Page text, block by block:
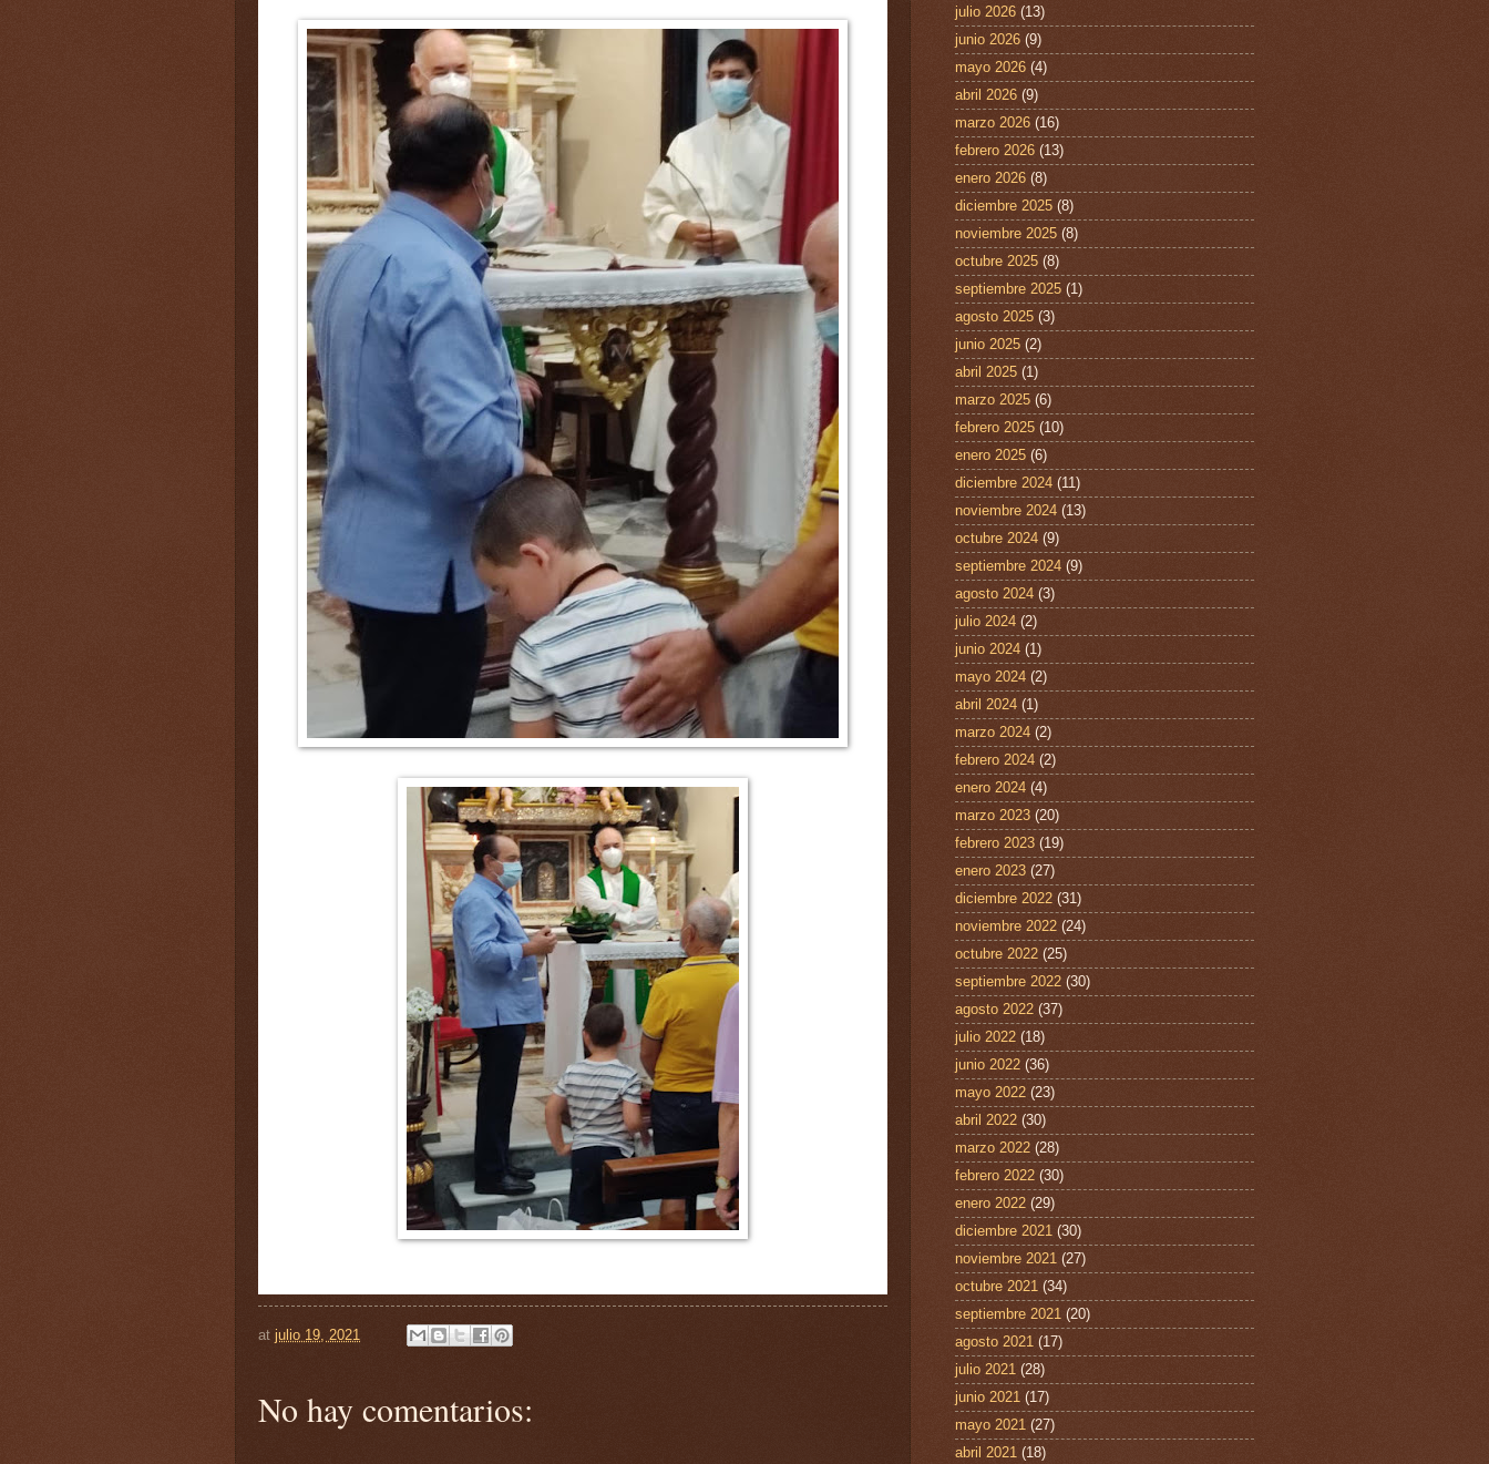
at julio 19, 2021
No hay comentarios:
julio 2026 (13)
junio 2026 (9)
mayo 2026 (4)
abril 2026 (9)
marzo 2026 (16)
febrero 2026 (13)
enero 2026 (8)
diciembre 2025 (8)
noviembre 2025 (8)
octubre 2025 (8)
septiembre 2025 (1)
agosto 2025 (3)
junio 2025 (2)
abril 2025 (1)
marzo 2025 (6)
febrero 2025 (10)
enero 2025 (6)
diciembre 2024 (11)
noviembre 2024 (13)
octubre 2024 (9)
septiembre 2024 (9)
agosto 2024 (3)
julio 2024 (2)
junio 2024 (1)
mayo 2024 (2)
abril 2024 (1)
marzo 2024 (2)
febrero 2024 (2)
enero 2024 (4)
marzo 2023 (20)
febrero 2023 (19)
enero 2023 (27)
diciembre 2022 (31)
noviembre 2022 (24)
octubre 2022 (25)
septiembre 2022 (30)
agosto 2022 (37)
julio 2022 (18)
junio 2022 (36)
mayo 2022 (23)
abril 2022 (30)
marzo 2022 (28)
febrero 2022 (30)
enero 2022 (29)
diciembre 2021 (30)
noviembre 2021 (27)
octubre 2021 (34)
septiembre 2021 (20)
agosto 2021 (17)
julio 2021 (28)
junio 2021 (17)
mayo 2021 (27)
abril 2021 (18)